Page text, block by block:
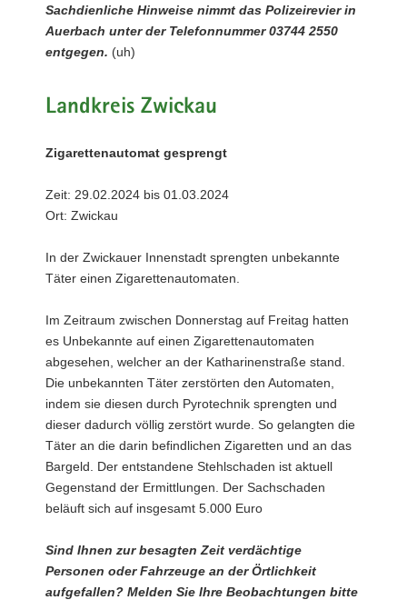
Sachdienliche Hinweise nimmt das Polizeirevier in
Auerbach unter der Telefonnummer 03744 2550
entgegen. (uh)
Landkreis Zwickau
Zigarettenautomat gesprengt
Zeit: 29.02.2024 bis 01.03.2024
Ort: Zwickau
In der Zwickauer Innenstadt sprengten unbekannte
Täter einen Zigarettenautomaten.
Im Zeitraum zwischen Donnerstag auf Freitag hatten
es Unbekannte auf einen Zigarettenautomaten
abgesehen, welcher an der Katharinenstraße stand.
Die unbekannten Täter zerstörten den Automaten,
indem sie diesen durch Pyrotechnik sprengten und
dieser dadurch völlig zerstört wurde. So gelangten die
Täter an die darin befindlichen Zigaretten und an das
Bargeld. Der entstandene Stehlschaden ist aktuell
Gegenstand der Ermittlungen. Der Sachschaden
beläuft sich auf insgesamt 5.000 Euro
Sind Ihnen zur besagten Zeit verdächtige
Personen oder Fahrzeuge an der Örtlichkeit
aufgefallen? Melden Sie Ihre Beobachtungen bitte